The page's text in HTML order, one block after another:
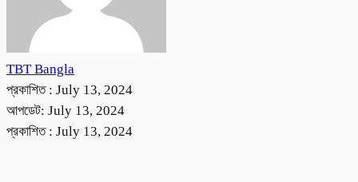
TBT Bangla
প্রকাশিত : July 13, 2024
আপডেট: July 13, 2024
প্রকাশিত : July 13, 2024